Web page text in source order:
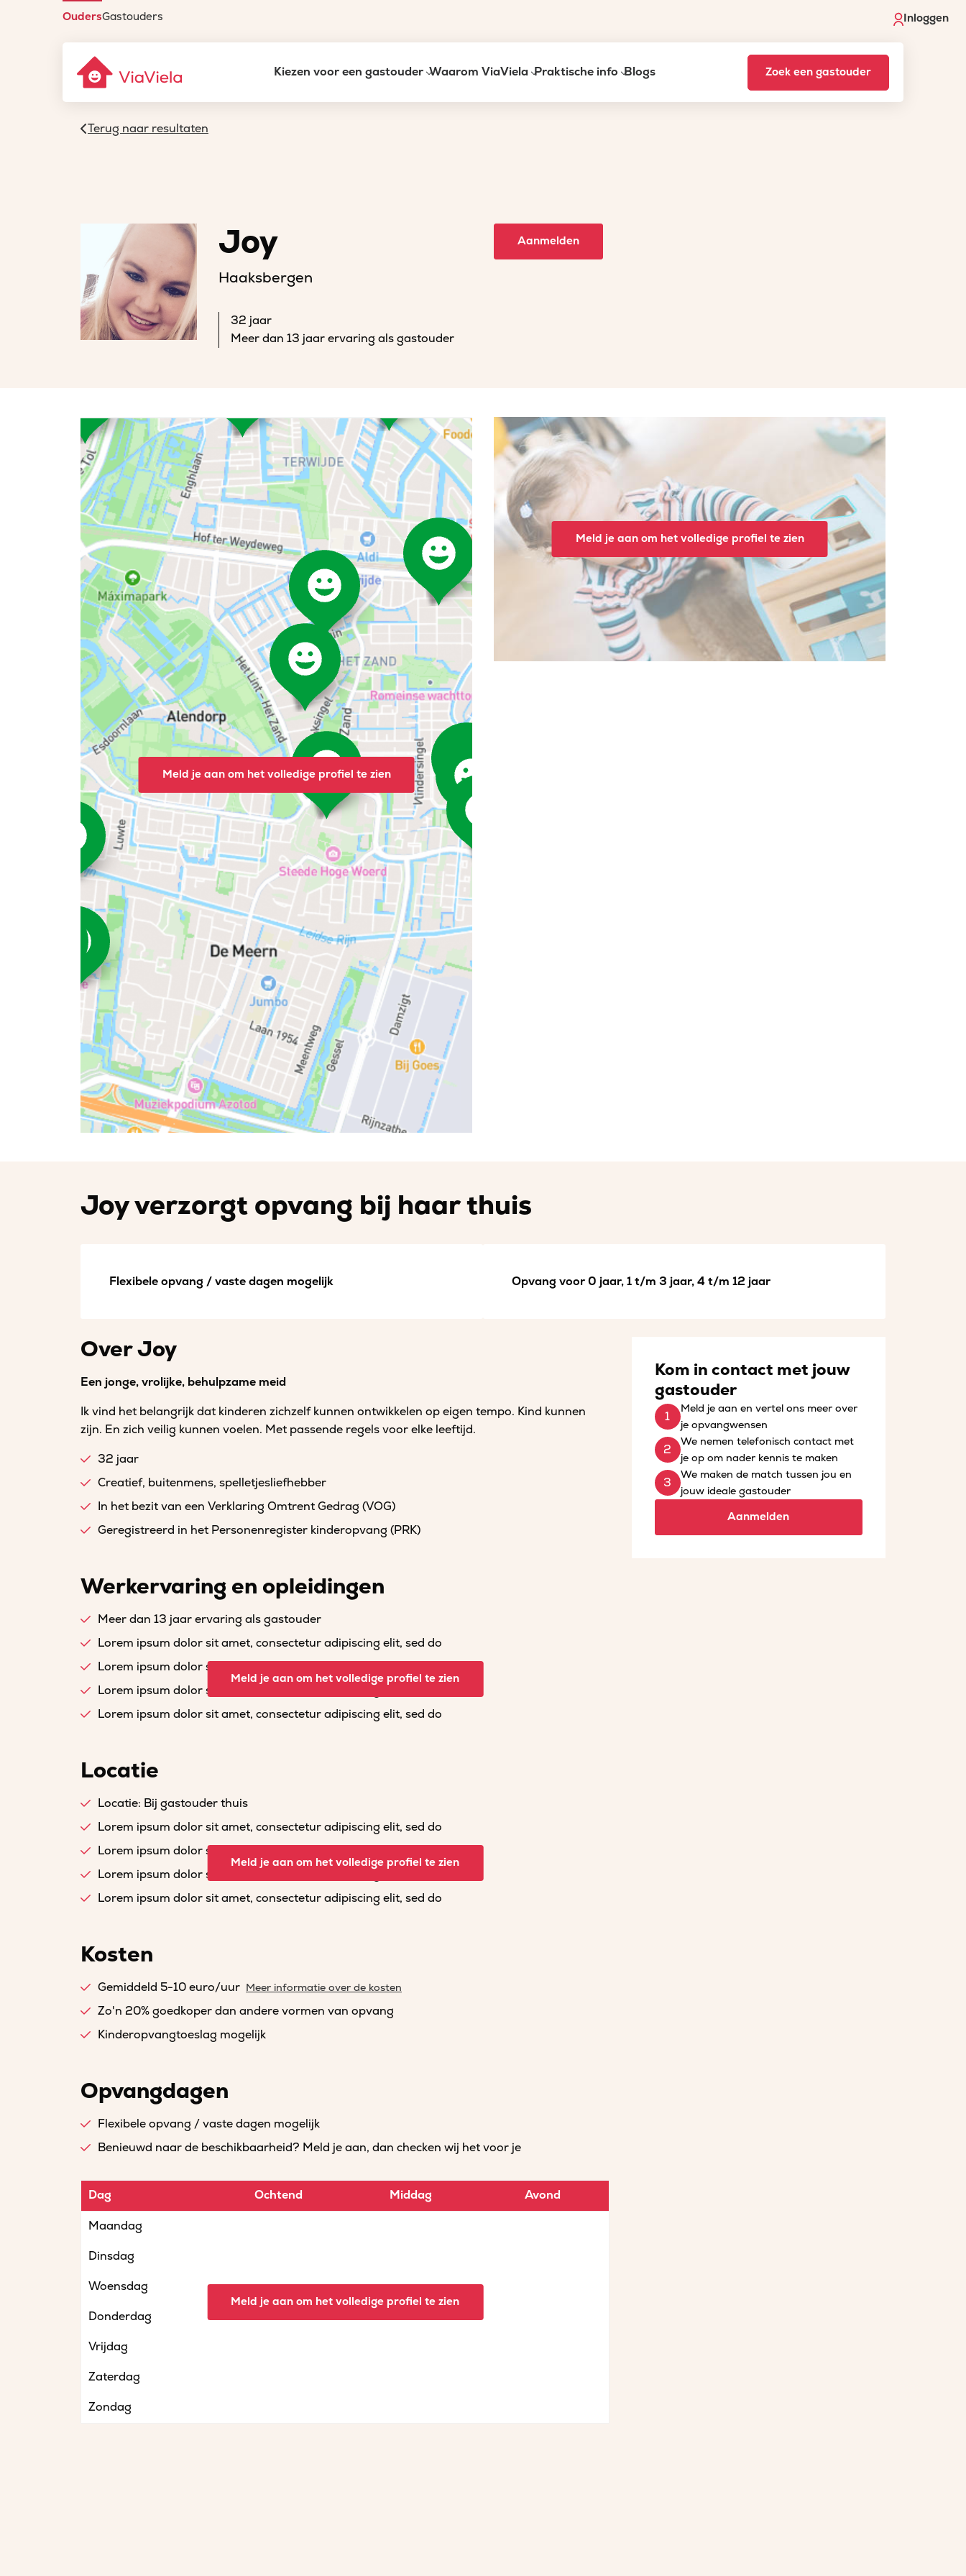
OudersGastouders Inloggen
Kiezen voor een gastouder Waarom ViaViela Praktische info Blogs Zoek een gastouder
Terug naar resultaten
Joy
Haaksbergen
32 jaar
Meer dan 13 jaar ervaring als gastouder
Aanmelden
Meld je aan om het volledige profiel te zien
Meld je aan om het volledige profiel te zien
Joy verzorgt opvang bij haar thuis
Flexibele opvang / vaste dagen mogelijk Opvang voor 0 jaar, 1 t/m 3 jaar, 4 t/m 12 jaar
Over Joy
Een jonge, vrolijke, behulpzame meid
Ik vind het belangrijk dat kinderen zichzelf kunnen ontwikkelen op eigen tempo. Kind kunnen
zijn. En zich veilig kunnen voelen. Met passende regels voor elke leeftijd.
32 jaar
Creatief, buitenmens, spelletjesliefhebber
In het bezit van een Verklaring Omtrent Gedrag (VOG)
Geregistreerd in het Personenregister kinderopvang (PRK)
Kom in contact met jouw
gastouder
Meld je aan en vertel ons meer over
je opvangwensen
We nemen telefonisch contact met
je op om nader kennis te maken
We maken de match tussen jou en
jouw ideale gastouder
Aanmelden
Werkervaring en opleidingen
Meer dan 13 jaar ervaring als gastouder
Lorem ipsum dolor sit amet, consectetur adipiscing elit, sed do
Lorem ipsum dolor sit amet, consectetur adipiscing elit, sed do
Lorem ipsum dolor sit amet, consectetur adipiscing elit, sed do
Lorem ipsum dolor sit amet, consectetur adipiscing elit, sed do
Meld je aan om het volledige profiel te zien
Locatie
Locatie: Bij gastouder thuis
Lorem ipsum dolor sit amet, consectetur adipiscing elit, sed do
Lorem ipsum dolor sit amet, consectetur adipiscing elit, sed do
Lorem ipsum dolor sit amet, consectetur adipiscing elit, sed do
Lorem ipsum dolor sit amet, consectetur adipiscing elit, sed do
Meld je aan om het volledige profiel te zien
Kosten
Gemiddeld 5-10 euro/uur Meer informatie over de kosten
Zo'n 20% goedkoper dan andere vormen van opvang
Kinderopvangtoeslag mogelijk
Opvangdagen
Flexibele opvang / vaste dagen mogelijk
Benieuwd naar de beschikbaarheid? Meld je aan, dan checken wij het voor je
Dag Ochtend Middag Avond
Maandag
Dinsdag
Woensdag
Donderdag
Vrijdag
Zaterdag
Zondag
Meld je aan om het volledige profiel te zien